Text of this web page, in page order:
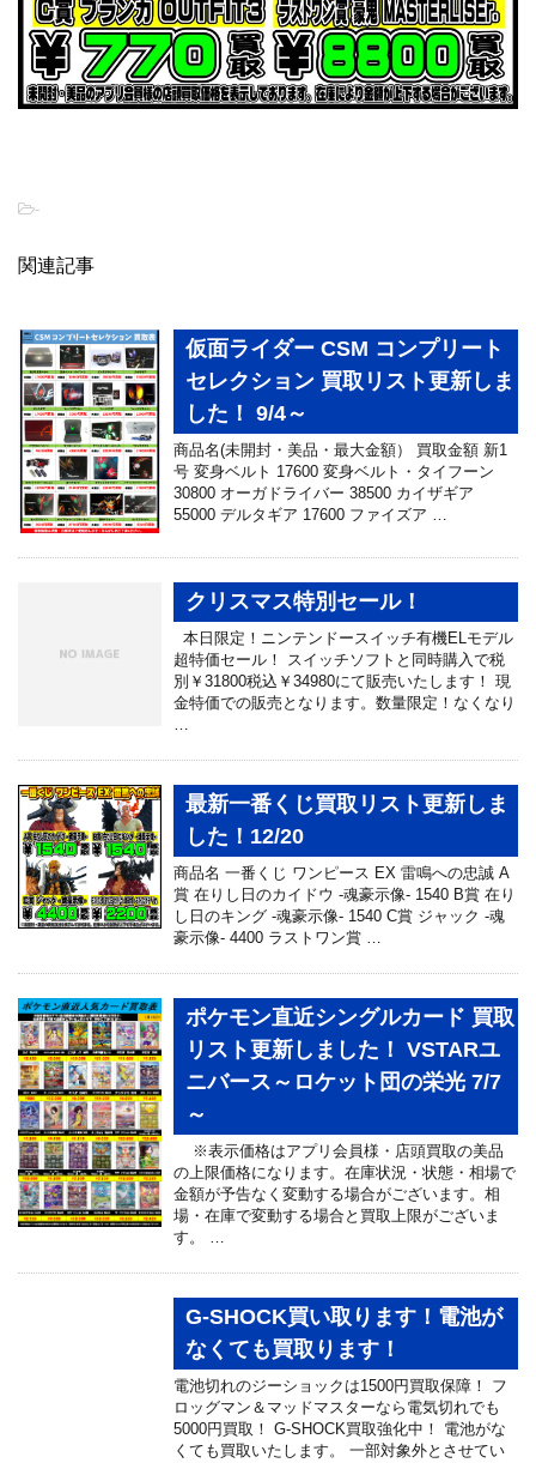
-
関連記事
仮面ライダー CSM コンプリート
セレクション 買取リスト更新しま
した！ 9/4～
商品名(未開封・美品・最大金額） 買取金額 新1
号 変身ベルト 17600 変身ベルト・タイフーン
30800 オーガドライバー 38500 カイザギア
55000 デルタギア 17600 ファイズア …
クリスマス特別セール！
本日限定！ニンテンドースイッチ有機ELモデル
超特価セール！ スイッチソフトと同時購入で税
別￥31800税込￥34980にて販売いたします！ 現
金特価での販売となります。数量限定！なくなり
最新一番くじ買取リスト更新しま
した！12/20
商品名 一番くじ ワンピース EX 雷鳴への忠誠 A
賞 在りし日のカイドウ -魂豪示像- 1540 B賞 在り
し日のキング -魂豪示像- 1540 C賞 ジャック -魂
豪示像- 4400 ラストワン賞 …
ポケモン直近シングルカード 買取
リスト更新しました！ VSTARユ
ニバース～ロケット団の栄光 7/7
～
※表示価格はアプリ会員様・店頭買取の美品
の上限価格になります。在庫状況・状態・相場で
金額が予告なく変動する場合がございます。相
場・在庫で変動する場合と買取上限がございま
す。 …
G-SHOCK買い取ります！電池が
なくても買取ります！
電池切れのジーショックは1500円買取保障！ フ
ロッグマン＆マッドマスターなら電気切れでも
5000円買取！ G-SHOCK買取強化中！ 電池がな
くても買取いたします。 一部対象外とさせてい